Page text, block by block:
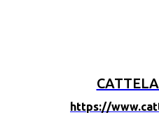
https://